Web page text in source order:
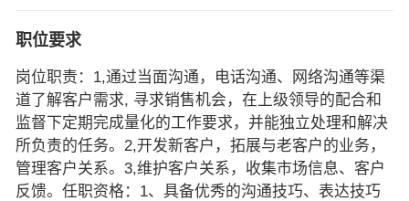
职位要求
岗位职责：1,通过当面沟通，电话沟通、网络沟通等渠
道了解客户需求, 寻求销售机会，在上级领导的配合和
监督下定期完成量化的工作要求，并能独立处理和解决
所负责的任务。2,开发新客户，拓展与老客户的业务，
管理客户关系。3,维护客户关系，收集市场信息、客户
反馈。任职资格：1、具备优秀的沟通技巧、表达技巧